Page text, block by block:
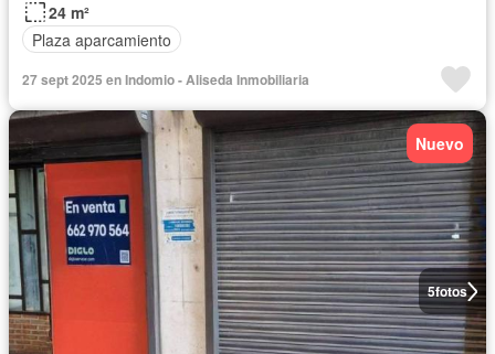
24 m²
Plaza aparcamiento
27 sept 2025 en Indomio - Aliseda Inmobiliaria
5fotos
Nuevo